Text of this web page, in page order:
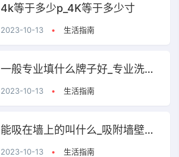
4k等于多少p_4K等于多少寸
2023-10-13 • 生活指南
一般专业填什么牌子好_专业洗衣机什么牌子好
2023-10-13 • 生活指南
能吸在墙上的叫什么_吸附墙壁的东西
2023-10-13 • 生活指南